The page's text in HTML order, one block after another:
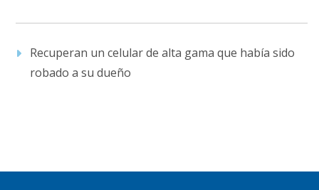
Recuperan un celular de alta gama que había sido
robado a su dueño